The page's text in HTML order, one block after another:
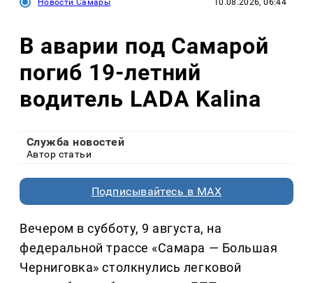
В аварии под Самарой
погиб 19-летний
водитель LADA Kalina
Служба новостей
Автор статьи
Подписывайтесь в MAX
Вечером в субботу, 9 августа, на
федеральной трассе «Самара — Большая
Черниговка» столкнулись легковой